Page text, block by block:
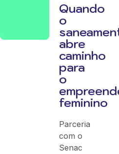
Quando
o
abre
caminho
para
o
feminino
Parceria
com o
Senac